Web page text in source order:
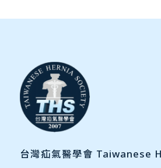
台灣疝氣醫學會 Taiwanese